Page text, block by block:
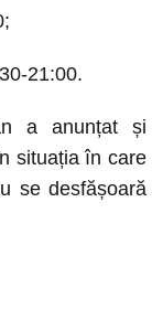
21:00.
a anunțat și
situația în care
se desfășoară